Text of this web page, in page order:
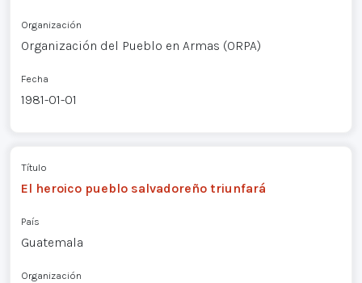
Organización
Organización del Pueblo en Armas (ORPA)
Fecha
1981-01-01
Título
El heroico pueblo salvadoreño triunfará
País
Guatemala
Organización